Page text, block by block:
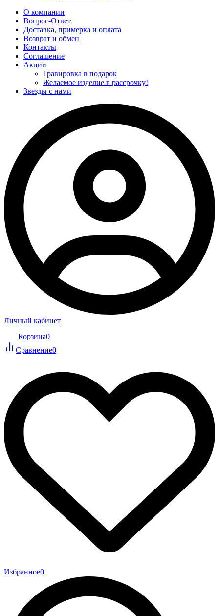
О компании
Вопрос-Ответ
Доставка, примерка и оплата
Возврат и обмен
Контакты
Соглашение
Акции
Гравировка в подарок
Желаемое изделие в рассрочку!
Звезды с нами
Личный кабинет
Корзина0
Сравнение0
Избранное0